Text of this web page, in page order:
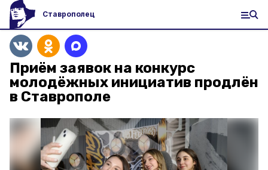
Ставрополец
Приём заявок на конкурс
молодёжных инициатив продлён
в Ставрополе